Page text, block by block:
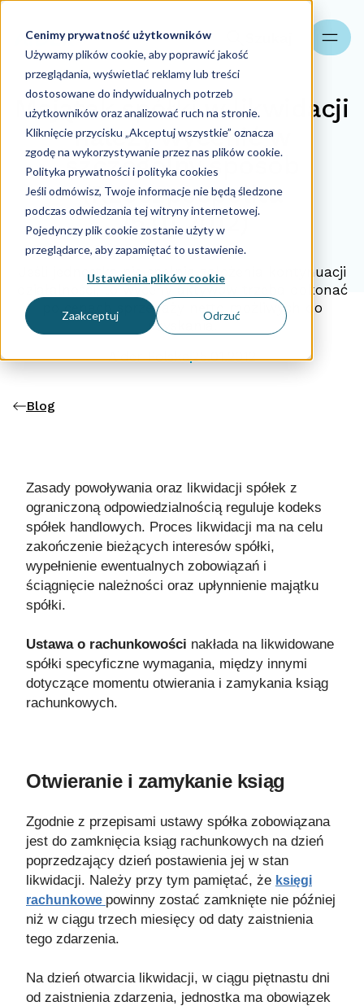
Cenimy prywatność użytkowników
Używamy plików cookie, aby poprawić jakość
przeglądania, wyświetlać reklamy lub treści
dostosowane do indywidualnych potrzeb
użytkowników oraz analizować ruch na stronie.
Kliknięcie przycisku „Akceptuj wszystkie” oznacza
zgodę na wykorzystywanie przez nas plików cookie.
Polityka prywatności i polityka cookies
Jeśli odmówisz, Twoje informacje nie będą śledzone
podczas odwiedzania tej witryny internetowej.
Pojedynczy plik cookie zostanie użyty w
przeglądarce, aby zapamiętać to ustawienie.
Ustawienia plików cookie
Zaakceptuj Odrzuć
Majątek spółki w likwidacji
należy wycenić w
szczególny sposób
(Rzeczpospolita
25.01.2012)
Jeśli jednostka nie spełnia założenia kontynuacji
działalności, to wyceny aktywów trzeba dokonać
po cenach sprzedaży netto możliwych do
uzyskania.
Aider Polska25.01.2012
Blog
Zasady powoływania oraz likwidacji spółek z
ograniczoną odpowiedzialnością reguluje kodeks
spółek handlowych. Proces likwidacji ma na celu
zakończenie bieżących interesów spółki,
wypełnienie ewentualnych zobowiązań i
ściągnięcie należności oraz upłynnienie majątku
spółki.
Ustawa o rachunkowości nakłada na likwidowane
spółki specyficzne wymagania, między innymi
dotyczące momentu otwierania i zamykania ksiąg
rachunkowych.
Otwieranie i zamykanie ksiąg
Zgodnie z przepisami ustawy spółka zobowiązana
jest do zamknięcia ksiąg rachunkowych na dzień
poprzedzający dzień postawienia jej w stan
likwidacji. Należy przy tym pamiętać, że księgi
rachunkowe powinny zostać zamknięte nie później
niż w ciągu trzech miesięcy od daty zaistnienia
tego zdarzenia.
Na dzień otwarcia likwidacji, w ciągu piętnastu dni
od zaistnienia zdarzenia, jednostka ma obowiązek